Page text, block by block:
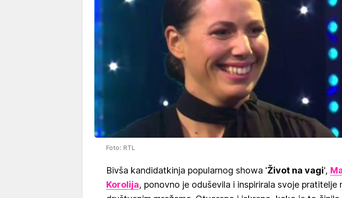
Foto: RTL
Bivša kandidatkinja popularnog showa 'Život na vagi',
Korolija, ponovno je oduševila i inspirirala svoje pratitelje